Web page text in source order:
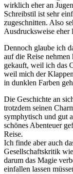
wirklich eher an
Schreibstil ist sehr
zugeschnitten. Also
Ausdrucksweise eher
Dennoch glaube ich
auf die Reise
gekauft, weil ich das
weil mich der
in dunklen Farben
Die Geschichte an
trotzdem seinen
symphytisch und gut
schönes Abenteuer
Reise.
Ich finde aber auch
Gesellschaftskritik
darum das Magie
einfallen lassen